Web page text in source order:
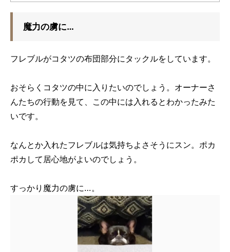
魔力の虜に…
フレブルがコタツの布団部分にタックルをしています。
おそらくコタツの中に入りたいのでしょう。オーナーさ
んたちの行動を見て、この中には入れるとわかったみた
いです。
なんとか入れたフレブルは気持ちよさそうにスン。ポカ
ポカして居心地がよいのでしょう。
すっかり魔力の虜に…。